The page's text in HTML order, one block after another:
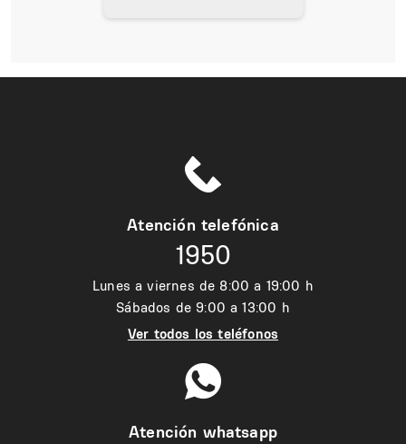
Atención telefónica
1950
Lunes a viernes de 8:00 a 19:00 h
Sábados de 9:00 a 13:00 h
Ver todos los teléfonos
Atención whatsapp